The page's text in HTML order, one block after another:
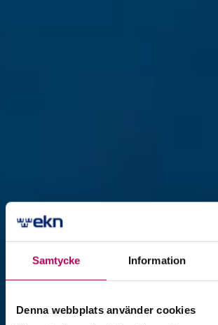
Samtycke Information
Denna webbplats använder cookies
Export­magasinet
I Exportmagasinet publicerar